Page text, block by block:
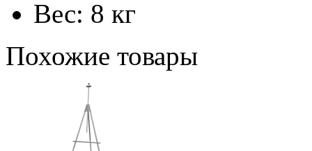
Вес: 8 кг
Похожие товары